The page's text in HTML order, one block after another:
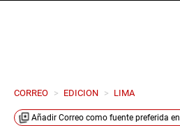
CORREO > EDICION > LIMA
Añadir Correo como fuente preferida en